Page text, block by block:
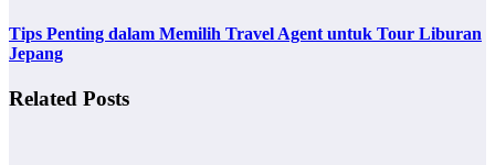
Tips Penting dalam Memilih Travel Agent untuk Tour Liburan
Jepang
Related Posts